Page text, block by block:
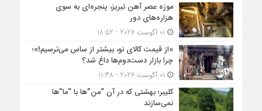
موزه عصر آهن تبریز، پنجره‌ای به سوی
هزاره‌های دور
«از قیمت کالای نو، بیشتر از ساس می‌ترسیم!»؛
چرا بازار دست‌دوم‌ها داغ شد؟
کلیبر؛ بهشتی که در آن “من”ها با “ما”ها
نمی‌سازند